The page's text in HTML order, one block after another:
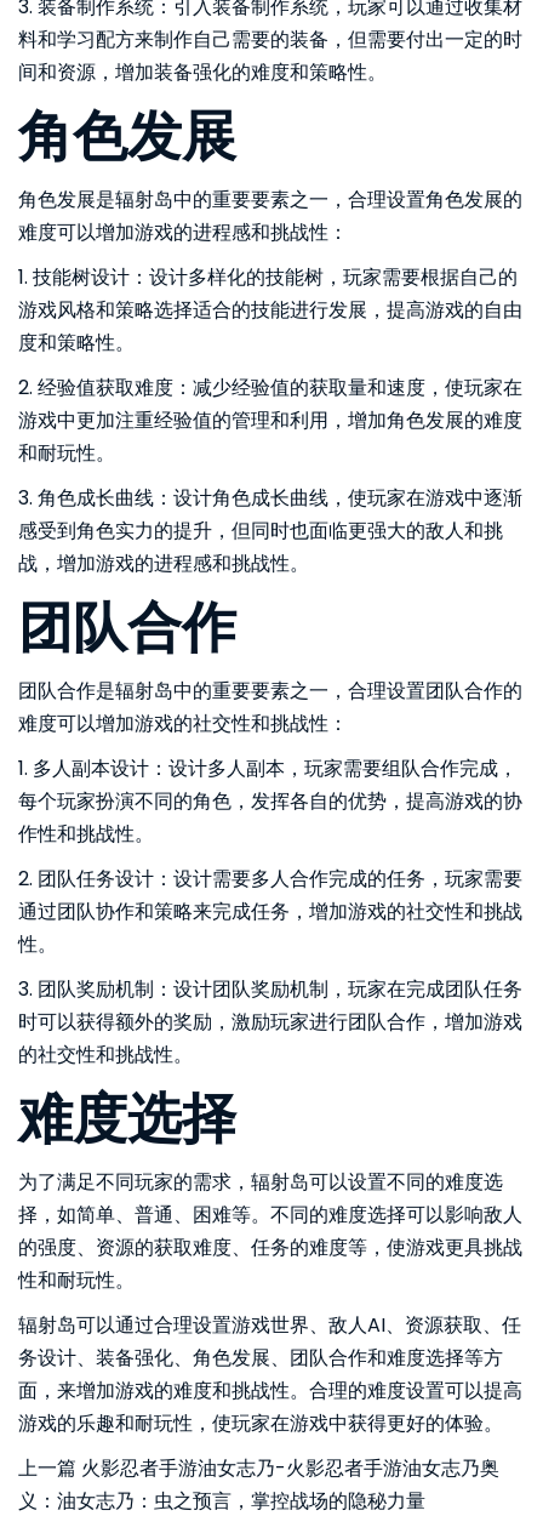
3. 装备制作系统：引入装备制作系统，玩家可以通过收集材
料和学习配方来制作自己需要的装备，但需要付出一定的时
间和资源，增加装备强化的难度和策略性。
角色发展
角色发展是辐射岛中的重要要素之一，合理设置角色发展的
难度可以增加游戏的进程感和挑战性：
1. 技能树设计：设计多样化的技能树，玩家需要根据自己的
游戏风格和策略选择适合的技能进行发展，提高游戏的自由
度和策略性。
2. 经验值获取难度：减少经验值的获取量和速度，使玩家在
游戏中更加注重经验值的管理和利用，增加角色发展的难度
和耐玩性。
3. 角色成长曲线：设计角色成长曲线，使玩家在游戏中逐渐
感受到角色实力的提升，但同时也面临更强大的敌人和挑
战，增加游戏的进程感和挑战性。
团队合作
团队合作是辐射岛中的重要要素之一，合理设置团队合作的
难度可以增加游戏的社交性和挑战性：
1. 多人副本设计：设计多人副本，玩家需要组队合作完成，
每个玩家扮演不同的角色，发挥各自的优势，提高游戏的协
作性和挑战性。
2. 团队任务设计：设计需要多人合作完成的任务，玩家需要
通过团队协作和策略来完成任务，增加游戏的社交性和挑战
性。
3. 团队奖励机制：设计团队奖励机制，玩家在完成团队任务
时可以获得额外的奖励，激励玩家进行团队合作，增加游戏
的社交性和挑战性。
难度选择
为了满足不同玩家的需求，辐射岛可以设置不同的难度选
择，如简单、普通、困难等。不同的难度选择可以影响敌人
的强度、资源的获取难度、任务的难度等，使游戏更具挑战
性和耐玩性。
辐射岛可以通过合理设置游戏世界、敌人AI、资源获取、任
务设计、装备强化、角色发展、团队合作和难度选择等方
面，来增加游戏的难度和挑战性。合理的难度设置可以提高
游戏的乐趣和耐玩性，使玩家在游戏中获得更好的体验。
上一篇 火影忍者手游油女志乃-火影忍者手游油女志乃奥
义：油女志乃：虫之预言，掌控战场的隐秘力量